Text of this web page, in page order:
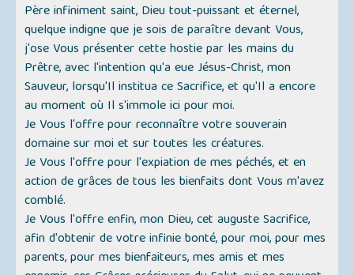
Père infiniment saint, Dieu tout-puissant et éternel,
quelque indigne que je sois de paraître devant Vous,
j'ose Vous présenter cette hostie par les mains du
Prêtre, avec l'intention qu'a eue Jésus-Christ, mon
Sauveur, lorsqu'Il institua ce Sacrifice, et qu'Il a encore
au moment où Il s'immole ici pour moi.
Je Vous l'offre pour reconnaître votre souverain
domaine sur moi et sur toutes les créatures.
Je Vous l'offre pour l'expiation de mes péchés, et en
action de grâces de tous les bienfaits dont Vous m'avez
comblé.
Je Vous l'offre enfin, mon Dieu, cet auguste Sacrifice,
afin d'obtenir de votre infinie bonté, pour moi, pour mes
parents, pour mes bienfaiteurs, mes amis et mes